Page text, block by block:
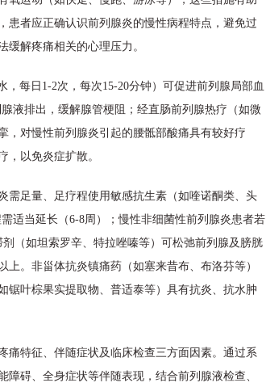
患者应正确认识前列腺炎的慢性病程特点，避免过
缓解疼痛相关的心理压力。
每日1-2次，每次15-20分钟）可促进前列腺局部血
液排出，缓解腺管梗阻；经直肠前列腺热疗（如微
，对慢性前列腺炎引起的腰骶部酸痛具有较好疗
，以免炎症扩散。
需足量、足疗程使用敏感抗生素（如喹诺酮类、头
适当延长（6-8周）；慢性非细菌性前列腺炎患者若
（如坦索罗辛、特拉唑嗪等）可松弛前列腺及膀胱
。非甾体抗炎镇痛药（如塞来昔布、布洛芬等）
锯叶棕果实提取物、普适泰等）具有抗炎、抗水肿
痛特征、伴随症状及临床检查三方面因素。通过系
碍、全身症状等伴随表现，结合前列腺液检查、